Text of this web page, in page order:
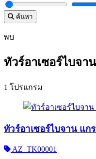
ค้นหา
พบ
ทัวร์อาเซอร์ไบจาน
1 โปรแกรม
ทัวร์อาเซอร์ไบจาน แ
AZ_TK00001